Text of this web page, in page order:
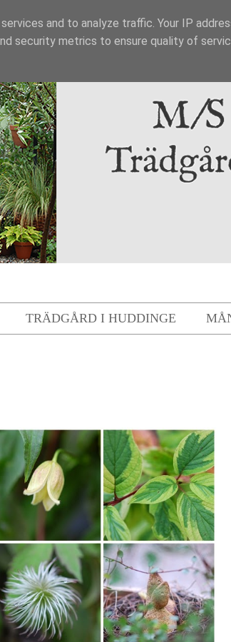
TRÄDGÅRD I HUDDINGE
and to analyze traffic. Your IP
security metrics to ensure quality of